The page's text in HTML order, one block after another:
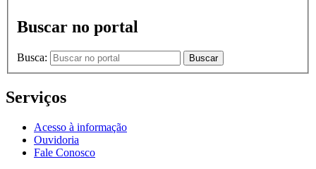
Buscar no portal
Busca: Buscar
Serviços
Acesso à informação
Ouvidoria
Fale Conosco